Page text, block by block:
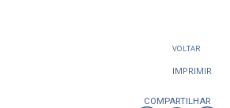
VOLTAR
IMPRIMIR
COMPARTILHAR